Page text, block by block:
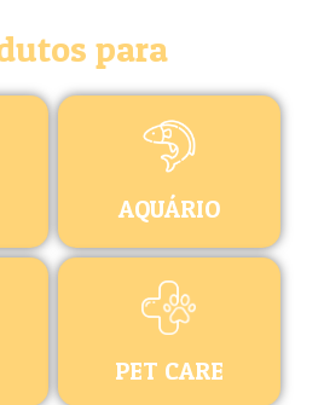
para
AQUÁRIO
PET CARE